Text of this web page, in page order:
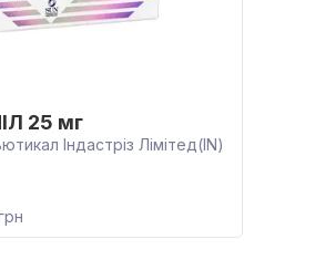
25 мг
Індастріз Лімітед(IN)